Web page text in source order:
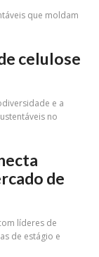
que moldam
celulose
e a
no
de
líderes de
de estágio e